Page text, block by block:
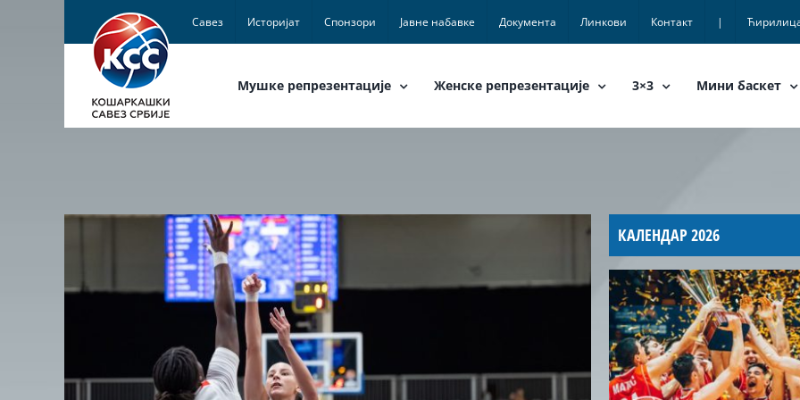
Савез Историјат Спонзори Јавне набавке Документа Линкови Контакт |
Мушке репрезентације Женске репрезентације 3×3 Мини баскет
КАЛЕНДАР 2026